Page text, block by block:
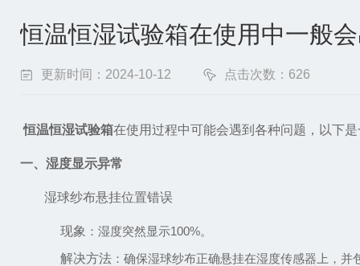
恒温恒湿试验箱在使用中一般
更新时间：2024-10-12 点击次数：626
恒温恒湿试验箱在使用过程中可能会遇到各种问题，以下
一、湿度显示异常
湿球纱布悬挂位置错误
现象 ：湿度突然显示100%。
解决方法 ：确保湿球纱布正确悬挂在湿度传感器上，并